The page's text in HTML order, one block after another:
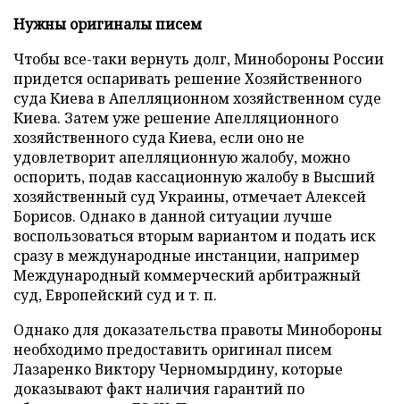
Нужны оригиналы писем
Чтобы все-таки вернуть долг, Минобороны России
придется оспаривать решение Хозяйственного
суда Киева в Апелляционном хозяйственном суде
Киева. Затем уже решение Апелляционного
хозяйственного суда Киева, если оно не
удовлетворит апелляционную жалобу, можно
оспорить, подав кассационную жалобу в Высший
хозяйственный суд Украины, отмечает Алексей
Борисов. Однако в данной ситуации лучше
воспользоваться вторым вариантом и подать иск
сразу в международные инстанции, например
Международный коммерческий арбитражный
суд, Европейский суд и т. п.
Однако для доказательства правоты Минобороны
необходимо предоставить оригинал писем
Лазаренко Виктору Черномырдину, которые
доказывают факт наличия гарантий по